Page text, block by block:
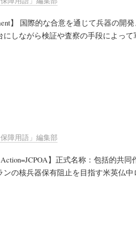
】 国際的な合意を通じて兵器の開
しながら検証や査察の手段によっ
保障用語」編集部
Action=JCPOA】正式名称：包括的共
の核兵器保有阻止を目指す米英仏